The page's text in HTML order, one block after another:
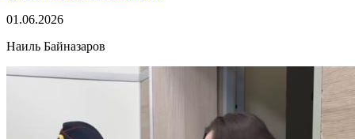
01.06.2026
Наиль Байназаров